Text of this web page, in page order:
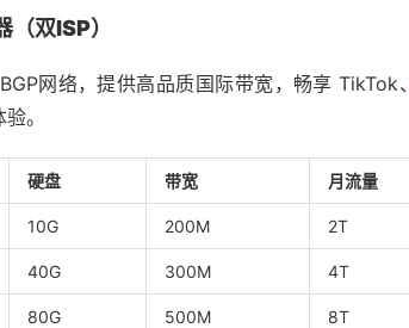
（双ISP）
网络，提供高品质国际带宽，畅享 TikTok、
。
硬盘 带宽 月流量
10G 200M 2T
40G 300M 4T
80G 500M 8T